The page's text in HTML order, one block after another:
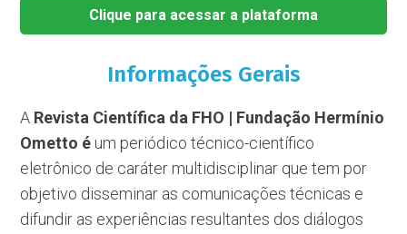
Clique para acessar a plataforma
Informações Gerais
A Revista Científica da FHO | Fundação Hermínio
Ometto é um periódico técnico-científico
eletrônico de caráter multidisciplinar que tem por
objetivo disseminar as comunicações técnicas e
difundir as experiências resultantes dos diálogos